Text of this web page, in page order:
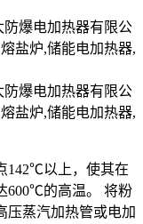
142℃以上，使其在
600℃的高温。 将粉
压蒸汽加热管或电加